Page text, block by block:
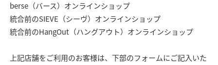
berse（バース）オンラインショップ
統合前のSIEVE（シーヴ）オンラインショップ
統合前のHangOut（ハングアウト）オンラインショップ
上記店舗をご利用のお客様は、下部のフォームにご記入いた